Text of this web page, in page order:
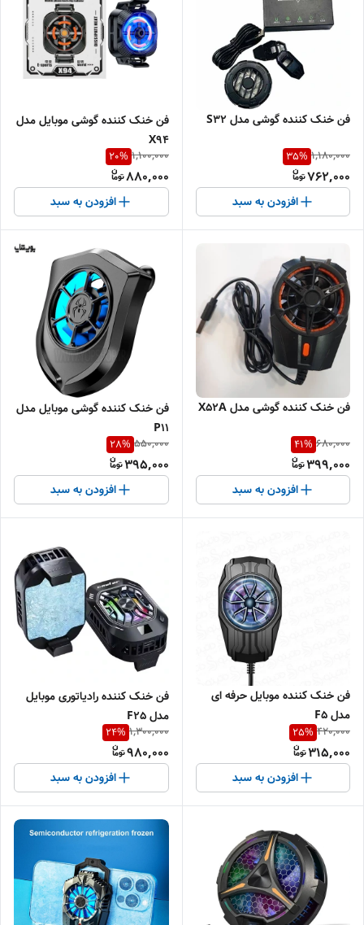
فن خنک کننده گوشی مدل S32
1,180,000
35%
762,000
افزودن به سبد
فن خنک کننده گوشی موبایل مدل
X94
1,100,000
20%
880,000
افزودن به سبد
فن خنک کننده گوشی مدل X52A
680,000
41%
399,000
افزودن به سبد
فن خنک کننده گوشی موبایل مدل
P11
550,000
28%
395,000
افزودن به سبد
فن خنک کننده موبایل حرفه ای
مدل F5
420,000
25%
315,000
افزودن به سبد
فن خنک کننده رادیاتوری موبایل
مدل F25
1,300,000
24%
980,000
افزودن به سبد